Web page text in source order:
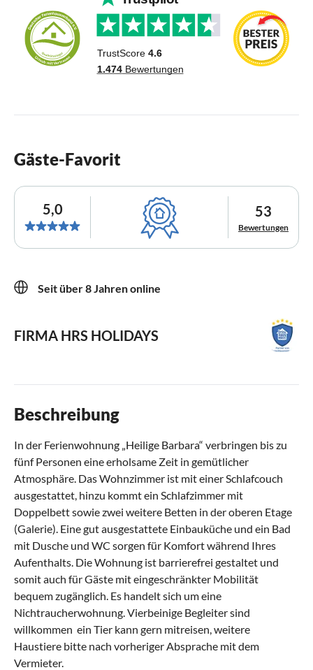
Gäste-Favorit
5,0 53
Bewertungen
Seit über 8 Jahren online
FIRMA HRS HOLIDAYS
Beschreibung
In der Ferienwohnung „Heilige Barbara“ verbringen bis zu
fünf Personen eine erholsame Zeit in gemütlicher
Atmosphäre. Das Wohnzimmer ist mit einer Schlafcouch
ausgestattet, hinzu kommt ein Schlafzimmer mit
Doppelbett sowie zwei weitere Betten in der oberen Etage
(Galerie). Eine gut ausgestattete Einbauküche und ein Bad
mit Dusche und WC sorgen für Komfort während Ihres
Aufenthalts. Die Wohnung ist barrierefrei gestaltet und
somit auch für Gäste mit eingeschränkter Mobilität
bequem zugänglich. Es handelt sich um eine
Nichtraucherwohnung. Vierbeinige Begleiter sind
willkommen  ein Tier kann gern mitreisen, weitere
Haustiere bitte nach vorheriger Absprache mit dem
Vermieter.